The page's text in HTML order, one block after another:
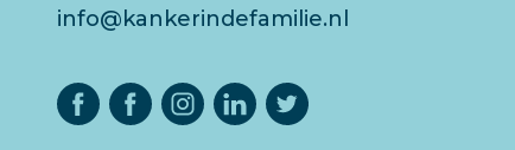
info@kankerindefamilie.nl